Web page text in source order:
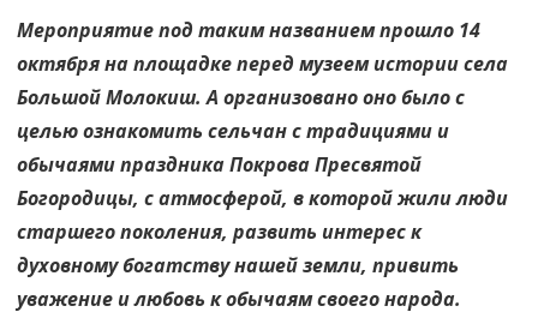
Мероприятие под таким названием прошло 14
октября на площадке перед музеем истории села
Большой Молокиш. А организовано оно было с
целью ознакомить сельчан с традициями и
обычаями праздника Покрова Пресвятой
Богородицы, с атмосферой, в которой жили люди
старшего поколения, развить интерес к
духовному богатству нашей земли, привить
уважение и любовь к обычаям своего народа.